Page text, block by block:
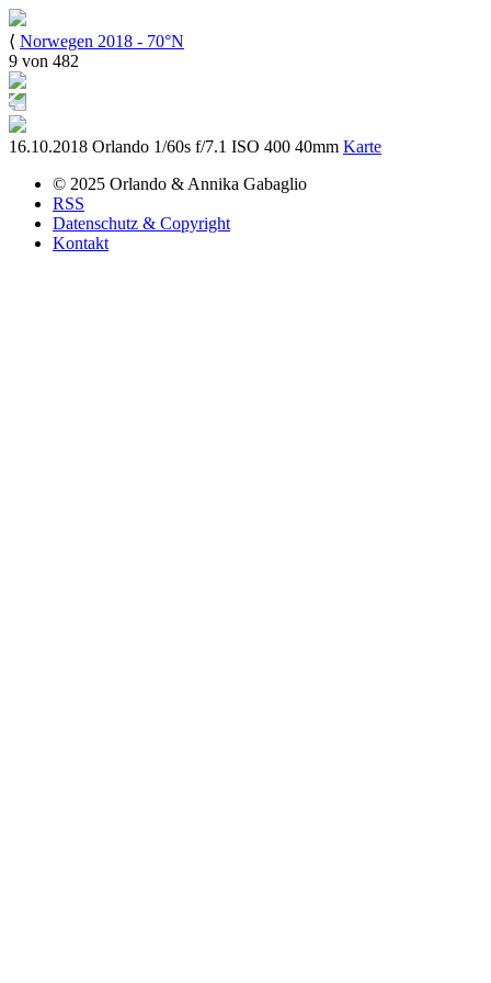
⟨ Norwegen 2018 - 70°N
9 von 482
16.10.2018 Orlando 1/60s f/7.1 ISO 400 40mm Karte
© 2025 Orlando & Annika Gabaglio
RSS
Datenschutz & Copyright
Kontakt